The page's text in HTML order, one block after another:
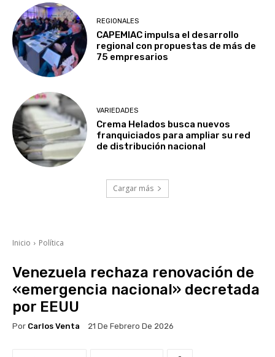
REGIONALES
CAPEMIAC impulsa el desarrollo
regional con propuestas de más de
75 empresarios
VARIEDADES
Crema Helados busca nuevos
franquiciados para ampliar su red
de distribución nacional
Cargar más